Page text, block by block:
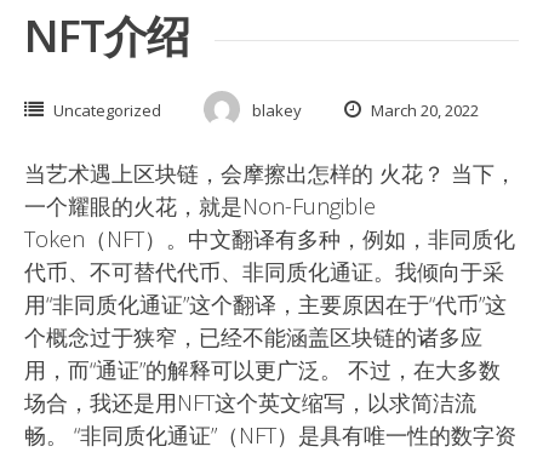
NFT介绍
Uncategorized blakey March 20, 2022
当艺术遇上区块链，会摩擦出怎样的 火花？ 当下，
一个耀眼的火花，就是Non-Fungible
Token（NFT）。中文翻译有多种，例如，非同质化
代币、不可替代代币、非同质化通证。我倾向于采
用“非同质化通证”这个翻译，主要原因在于“代币”这
个概念过于狭窄，已经不能涵盖区块链的诸多应
用，而“通证”的解释可以更广泛。 不过，在大多数
场合，我还是用NFT这个英文缩写，以求简洁流
畅。 “非同质化通证”（NFT）是具有唯一性的数字资